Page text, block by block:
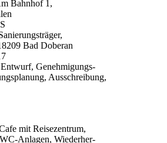
Bahnhof 1,
Bad Doberan
Entwurf, Genehmigungs-
Ausschreibung,
mit Reisezentrum,
Anlagen, Wiederher-